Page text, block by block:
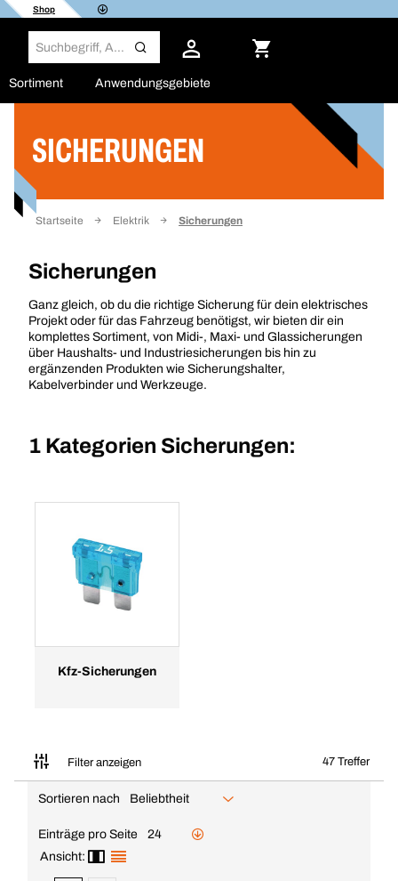
Shop
Sortiment Anwendungsgebiete
SICHERUNGEN
Startseite Elektrik Sicherungen
Sicherungen
Ganz gleich, ob du die richtige Sicherung für dein elektrisches
Projekt oder für das Fahrzeug benötigst, wir bieten dir ein
komplettes Sortiment, von Midi-, Maxi- und Glassicherungen
über Haushalts- und Industriesicherungen bis hin zu
ergänzenden Produkten wie Sicherungshalter,
Kabelverbinder und Werkzeuge.
1 Kategorien Sicherungen:
Kfz-Sicherungen
Filter anzeigen 47 Treffer
Filter
Sortieren nach Beliebtheit
Einträge pro Seite
24
Ansicht: